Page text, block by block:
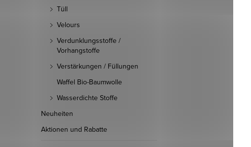
Tüll
Velours
Verdunklungsstoffe /
Vorhangstoffe
Verstärkungen / Füllungen
Waffel Bio-Baumwolle
Wasserdichte Stoffe
Neuheiten
Aktionen und Rabatte